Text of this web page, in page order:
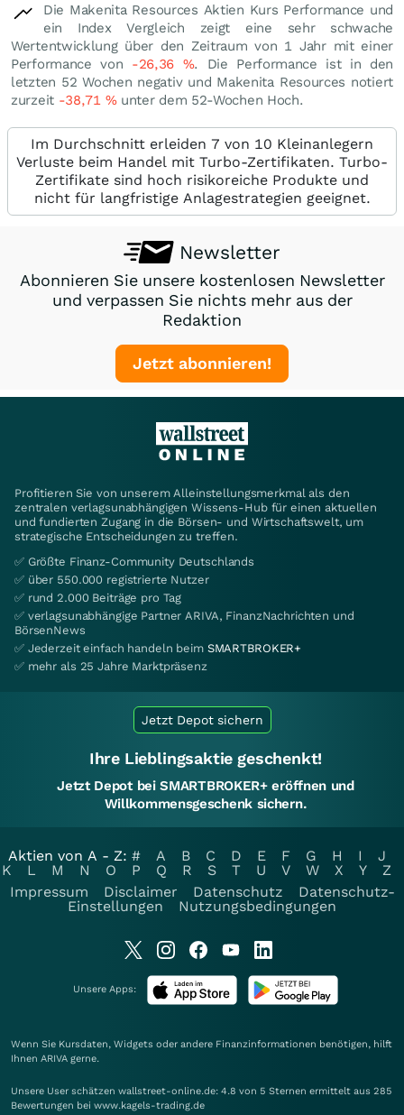
Die Makenita Resources Aktien Kurs Performance und
ein Index Vergleich zeigt eine sehr schwache
Wertentwicklung über den Zeitraum von 1 Jahr mit einer
Performance von -26,36 %. Die Performance ist in den
letzten 52 Wochen negativ und Makenita Resources notiert
zurzeit -38,71 %unter dem 52-Wochen Hoch.
Im Durchschnitt erleiden 7 von 10 Kleinanlegern
Verluste beim Handel mit Turbo-Zertifikaten. Turbo-
Zertifikate sind hoch risikoreiche Produkte und
nicht für langfristige Anlagestrategien geeignet.
Newsletter
Abonnieren Sie unsere kostenlosen Newsletter
und verpassen Sie nichts mehr aus der
Redaktion
Jetzt abonnieren!
Profitieren Sie von unserem Alleinstellungsmerkmal als den
zentralen verlagsunabhängigen Wissens-Hub für einen aktuellen
und fundierten Zugang in die Börsen- und Wirtschaftswelt, um
strategische Entscheidungen zu treffen.
✅ Größte Finanz-Community Deutschlands
✅ über 550.000 registrierte Nutzer
✅ rund 2.000 Beiträge pro Tag
✅ verlagsunabhängige Partner ARIVA, FinanzNachrichten und
BörsenNews
✅ Jederzeit einfach handeln beim SMARTBROKER+
✅ mehr als 25 Jahre Marktpräsenz
Jetzt Depot sichern
Ihre Lieblingsaktie geschenkt!
Jetzt Depot bei SMARTBROKER+ eröffnen und
Willkommensgeschenk sichern.
Aktien von A - Z: # A B C D E F G H I
J
K
L M N O P Q R S T U V W X Y
Z
Impressum
Disclaimer Datenschutz
Datenschutz-
Einstellungen
Nutzungsbedingungen
Unsere Apps:
Wenn Sie Kursdaten, Widgets oder andere Finanzinformationen benötigen, hilft
Ihnen ARIVA gerne.
Unsere User schätzen wallstreet-online.de: 4.8 von 5 Sternen ermittelt aus 285
Bewertungen bei www.kagels-trading.de